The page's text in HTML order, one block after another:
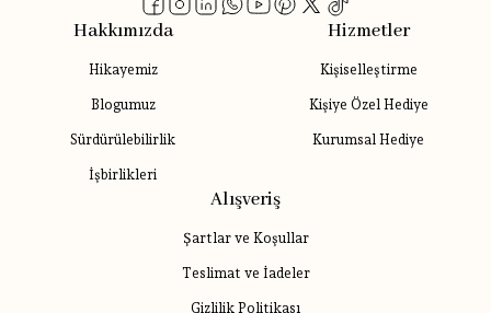
Hakkımızda
Hikayemiz
Blogumuz
Sürdürülebilirlik
İşbirlikleri
Hizmetler
Kişiselleştirme
Kişiye Özel Hediye
Kurumsal Hediye
Alışveriş
Şartlar ve Koşullar
Teslimat ve İadeler
Gizlilik Politikası